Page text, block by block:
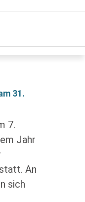
31.
7.
Jahr
An
sich